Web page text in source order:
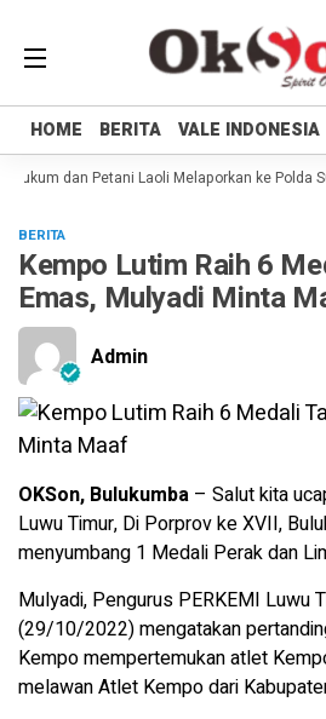
HOME BERITA VALE INDONESIA
HOME BERITA VALE INDONESIA
dan Petani Laoli Melaporkan ke Polda
BERITA
Kempo Lutim Raih 6
Emas, Mulyadi Minta
Admin
OKSon, Bulukumba – Salut kita
Luwu Timur, Di Porprov ke XVII,
menyumbang 1 Medali Perak dan
Mulyadi, Pengurus PERKEMI Luwu
(29/10/2022) mengatakan
Kempo mempertemukan atlet
melawan Atlet Kempo dari